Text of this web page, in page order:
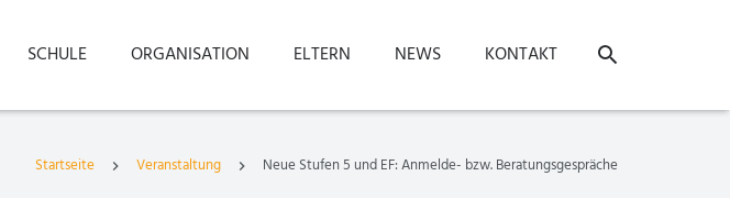
SCHULE ORGANISATION ELTERN NEWS KONTAKT
Startseite Veranstaltung Neue Stufen 5 und EF: Anmelde- bzw. Beratungsgespräche